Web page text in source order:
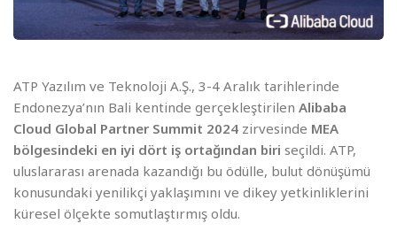
ATP Yazılım ve Teknoloji A.Ş., 3-4 Aralık tarihlerinde
Endonezya’nın Bali kentinde gerçekleştirilen Alibaba
Cloud Global Partner Summit 2024 zirvesinde MEA
bölgesindeki en iyi dört iş ortağından biri seçildi. ATP,
uluslararası arenada kazandığı bu ödülle, bulut dönüşümü
konusundaki yenilikçi yaklaşımını ve dikey yetkinliklerini
küresel ölçekte somutlaştırmış oldu.